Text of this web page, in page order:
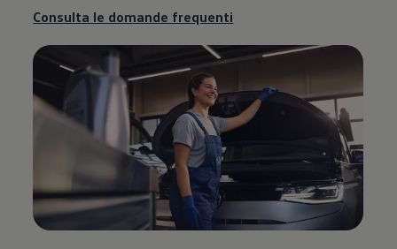
Consulta le domande frequenti